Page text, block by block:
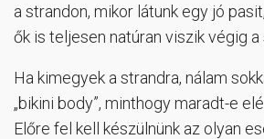
a strandon, mikor látunk egy jó
ők is teljesen natúran viszik végig a
Ha kimegyek a strandra, nálam
„bikini body”, minthogy maradt-e
Előre fel kell készülnünk az olyan